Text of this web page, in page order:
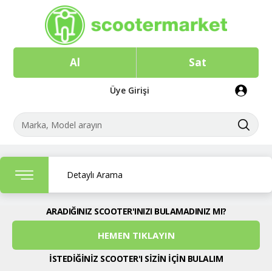
Al Sat
Üye Girişi
Detaylı Arama
ARADIĞINIZ SCOOTER'INIZI BULAMADINIZ MI?
HEMEN TIKLAYIN
İSTEDİĞİNİZ SCOOTER'I SİZİN İÇİN BULALIM